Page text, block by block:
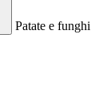
Patate e funghi